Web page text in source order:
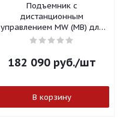
Подъемник с
дистанционным
управлением MW (МВ) для
потолочных
182 090руб./шт
В корзину